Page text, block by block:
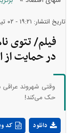
تاریخ انتشار: ۱۹:۲۱ - ۰۲ تير ۱۴۰۴
فیلم/ تتوی
در حمایت از
وقتی شهروند عراقی
حک می‌کند!
کد دانلود